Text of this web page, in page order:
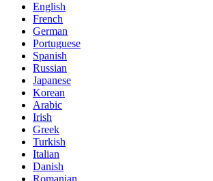
English
French
German
Portuguese
Spanish
Russian
Japanese
Korean
Arabic
Irish
Greek
Turkish
Italian
Danish